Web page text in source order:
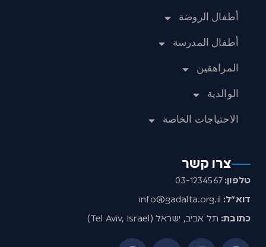
أطفال الروضة
أطفال المدرسة
المراهقين
الوالدية
الاحتياجات الخاصة
צרו קשר
טלפון: 03-1234567
דוא”ל: info@gadalta.org.il
כתובת: תל אביב, ישראל (Tel Aviv, Israel)